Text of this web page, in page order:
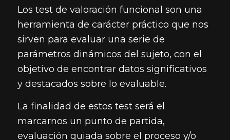
Los test de valoración funcional son una
herramienta de carácter práctico que nos
sirven para evaluar una serie de
parámetros dinámicos del sujeto, con el
objetivo de encontrar datos significativos
y destacados sobre lo evaluable.
La finalidad de estos test será el
marcarnos un punto de partida,
evaluación guiada sobre el proceso y/o